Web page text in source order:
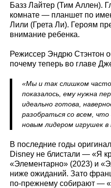
Базз Лайтер (Тим Аллен).
комнате — планшет по
Лили (Грета Ли). Героям
внимание ребенка.
Режиссер Эндрю Стэнтон
почему теперь во главе
«Мы и так слишком
показалось, ему нужна
идеально готова,
разобраться со всем,
новым лидером игрушек в
В последние годы
Disney не блистали — «Я
«Элементарно» (2023) и
ниже ожиданий. Зато
по‑прежнему собирают —